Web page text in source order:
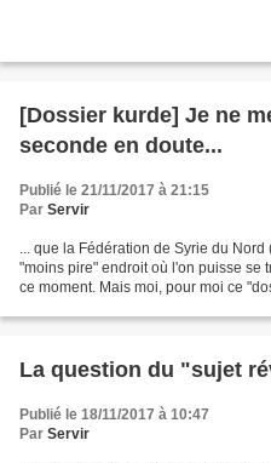
[Dossier kurde] Je ne
seconde en doute...
Publié le 21/11/2017 à 21:15
Par Servir
... que la Fédération de Syrie du
"moins pire" endroit où l'on puisse se
ce moment. Mais moi, pour moi ce
La question du "sujet
Publié le 18/11/2017 à 10:47
Par Servir